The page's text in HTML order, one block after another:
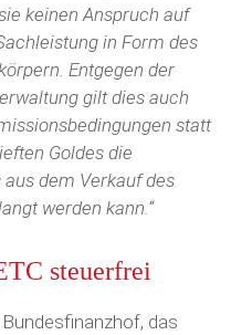
keinen Anspruch auf
in Form des
Entgegen der
gilt dies auch
statt
Goldes die
dem Verkauf des
werden kann.“
steuerfrei
das